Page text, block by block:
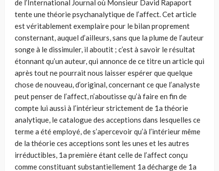
de l’International Journal où Monsieur David Rapaport
tente une théorie psychanalytique de l’affect. Cet article
est véritablement exemplaire pour le bilan proprement
consternant, auquel d’ailleurs, sans que la plume de l’auteur
songe à le dissimuler, il aboutit ; c’est à savoir le résultat
étonnant qu’un auteur, qui annonce de ce titre un article qui
après tout ne pourrait nous laisser espérer que quelque
chose de nouveau, d’original, concernant ce que l’analyste
peut penser de l’affect, n’aboutisse qu’à faire en fin de
compte lui aussi à l’intérieur strictement de 1a théorie
analytique, le catalogue des acceptions dans lesquelles ce
terme a été employé, de s’apercevoir qu’à l’intérieur même
de la théorie ces acceptions sont les unes et les autres
irréductibles, 1a première étant celle de l’affect conçu
comme constituant substantiellement 1a décharge de 1a